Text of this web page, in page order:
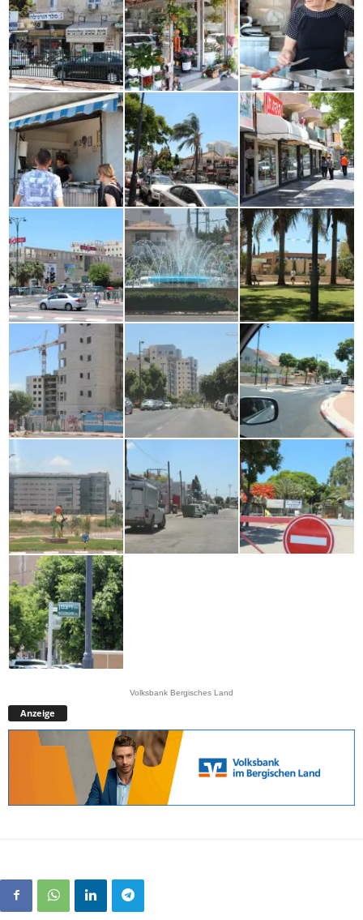
Volksbank Bergisches Land
Anzeige